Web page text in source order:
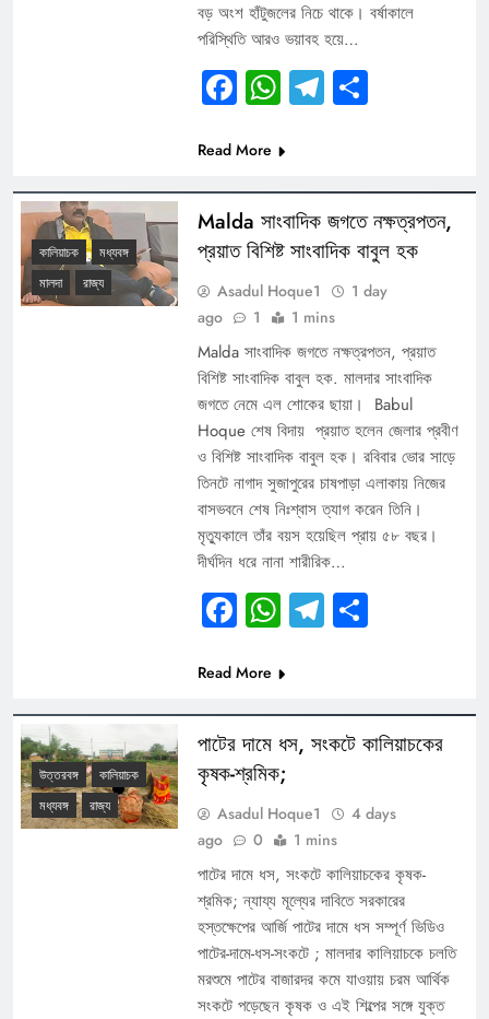
বড় অংশ হাঁটুজলের নিচে থাকে। বর্ষাকালে
পরিস্থিতি আরও ভয়াবহ হয়ে…
Facebook
WhatsApp
Telegram
Share
Read More
কালিয়াচক
মধ্যবঙ্গ
মালদা
রাজ্য
Malda সাংবাদিক জগতে নক্ষত্রপতন,
প্রয়াত বিশিষ্ট সাংবাদিক বাবুল হক
Asadul Hoque1
1 day
ago
1 1 mins
Malda সাংবাদিক জগতে নক্ষত্রপতন, প্রয়াত
বিশিষ্ট সাংবাদিক বাবুল হক. মালদার সাংবাদিক
জগতে নেমে এল শোকের ছায়া। Babul
Hoque শেষ বিদায় প্রয়াত হলেন জেলার প্রবীণ
ও বিশিষ্ট সাংবাদিক বাবুল হক। রবিবার ভোর সাড়ে
তিনটে নাগাদ সুজাপুরের চাষপাড়া এলাকায় নিজের
বাসভবনে শেষ নিঃশ্বাস ত্যাগ করেন তিনি।
মৃত্যুকালে তাঁর বয়স হয়েছিল প্রায় ৫৮ বছর।
দীর্ঘদিন ধরে নানা শারীরিক…
Facebook
WhatsApp
Telegram
Share
Read More
উত্তরবঙ্গ
কালিয়াচক
মধ্যবঙ্গ
রাজ্য
পাটের দামে ধস, সংকটে কালিয়াচকের
কৃষক-শ্রমিক;
Asadul Hoque1
4 days
ago
0 1 mins
পাটের দামে ধস, সংকটে কালিয়াচকের কৃষক-
শ্রমিক; ন্যায্য মূল্যের দাবিতে সরকারের
হস্তক্ষেপের আর্জি পাটের দামে ধস সম্পূর্ণ ভিডিও
পাটের-দামে-ধস-সংকটে ; মালদার কালিয়াচকে চলতি
মরশুমে পাটের বাজারদর কমে যাওয়ায় চরম আর্থিক
সংকটে পড়েছেন কৃষক ও এই শিল্পের সঙ্গে যুক্ত